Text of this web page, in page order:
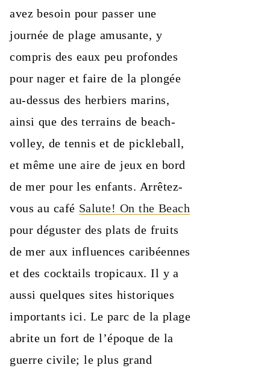
avez besoin pour passer une
journée de plage amusante, y
compris des eaux peu profondes
pour nager et faire de la plongée
au-dessus des herbiers marins,
ainsi que des terrains de beach-
volley, de tennis et de pickleball,
et même une aire de jeux en bord
de mer pour les enfants. Arrêtez-
vous au café Salute! On the Beach
pour déguster des plats de fruits
de mer aux influences caribéennes
et des cocktails tropicaux. Il y a
aussi quelques sites historiques
importants ici. Le parc de la plage
abrite un fort de l’époque de la
guerre civile; le plus grand